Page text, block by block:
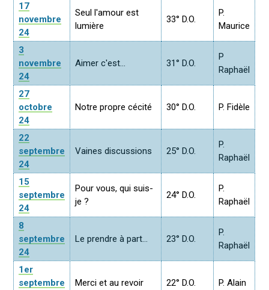
17
novembre
24
Seul l'amour est
lumière
33° D.O.
P.
Maurice
3
novembre
24
Aimer c'est... 31° D.O.
P
Raphaël
27
octobre
24
Notre propre cécité 30° D.O. P. Fidèle
22
septembre
24
Vaines discussions 25° D.O.
P.
Raphaël
15
septembre
24
Pour vous, qui suis-
je ?
24° D.O.
P.
Raphaël
8
septembre
24
Le prendre à part... 23° D.O.
P.
Raphaël
1er
septembre
Merci et au revoir 22° D.O. P. Alain